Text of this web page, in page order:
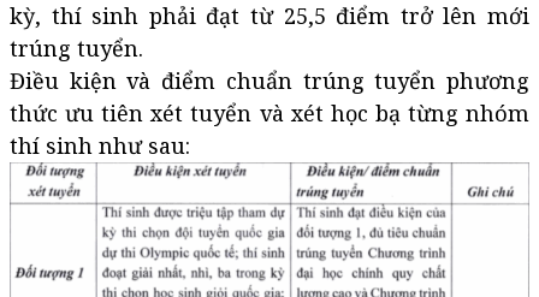
kỳ, thí sinh phải đạt từ 25,5 điểm trở lên mới
trúng tuyển.
Điều kiện và điểm chuẩn trúng tuyển phương
thức ưu tiên xét tuyển và xét học bạ từng nhóm
thí sinh như sau: